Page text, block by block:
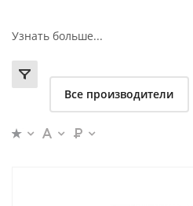
Узнать больше...
Все производители